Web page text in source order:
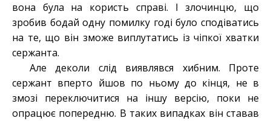
вона була на користь справі. І злочинцю, що
зробив бодай одну помилку годі було сподіватись
на те, що він зможе виплутатись із чіпкої хватки
сержанта.
Але деколи слід виявлявся хибним. Проте
сержант вперто йшов по ньому до кінця, не в
змозі переключитися на іншу версію, поки не
опрацює попередню. В таких випадках він ставав